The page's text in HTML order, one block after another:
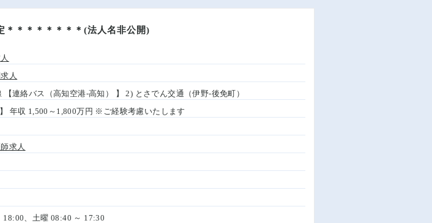
＊＊＊＊＊＊＊＊(法人名非公開)
人
【連絡バス（高知空港-高知） 】 2) とさでん交通（伊野-後免町）
年収 1,500～1,800万円 ※ご経験考慮いたします
求人
18:00、土曜 08:40 ～ 17:30